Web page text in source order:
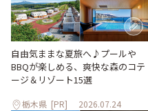
自由気ままな夏旅へ♪プールや
BBQが楽しめる、爽快な森のコテ
ージ＆リゾート15選
栃木県 [PR] 2026.07.24